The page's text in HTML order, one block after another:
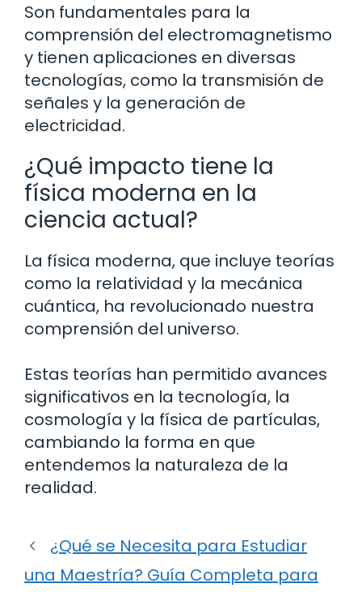
Son fundamentales para la
comprensión del electromagnetismo
y tienen aplicaciones en diversas
tecnologías, como la transmisión de
señales y la generación de
electricidad.
¿Qué impacto tiene la
física moderna en la
ciencia actual?
La física moderna, que incluye teorías
como la relatividad y la mecánica
cuántica, ha revolucionado nuestra
comprensión del universo.
Estas teorías han permitido avances
significativos en la tecnología, la
cosmología y la física de partículas,
cambiando la forma en que
entendemos la naturaleza de la
realidad.
¿Qué se Necesita para Estudiar
una Maestría? Guía Completa para